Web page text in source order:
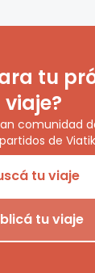
tu
viaje?
comunidad
de Viatik
tu viaje
tu viaje